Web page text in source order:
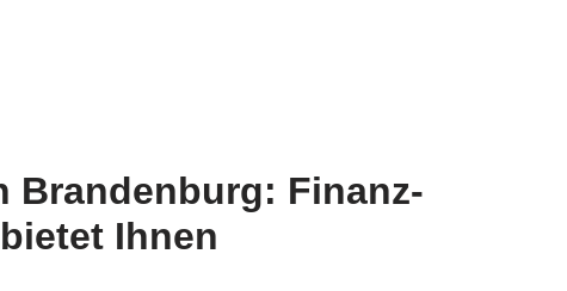
Brandenburg: Finanz-
Ihnen